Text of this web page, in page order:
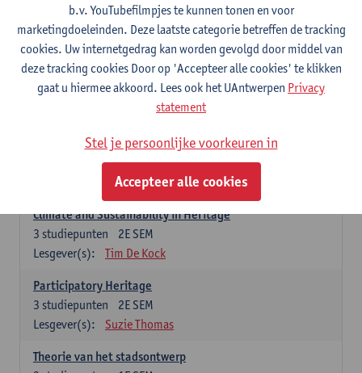
2E SEM
3
studiepunten
Lesgever(s):
Els De Vos
Heritage: Global and European Frames
1E SEM
3studiepunten
Jermina Stanojev
Built Heritage
1E SEM
studiepunten
Yonca Erkan
Climate and Sustainability in Heritage
2E SEM
3 studiepunten
Lesgever(s):
Tim De Kock
Participatory Heritage
2E SEM
3 studiepunten
Lesgever(s):
Suzie Thomas
Theorie van het stadsontwerp
b.v. YouTubefilmpjes te kunnen tonen en voor
marketingdoeleinden. Deze laatste categorie betreffen de tracking
cookies. Uw internetgedrag kan worden gevolgd door middel van
deze tracking cookies Door op 'Accepteer alle cookies' te klikken
gaat u hiermee akkoord. Lees ook het UAntwerpen Privacy
statement
Stel je persoonlijke voorkeuren in
Accepteer alle cookies